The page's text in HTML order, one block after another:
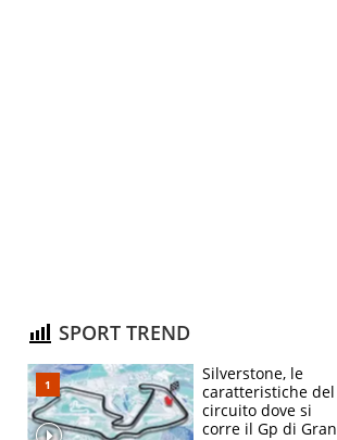
SPORT TREND
Silverstone, le
caratteristiche del
circuito dove si
corre il Gp di Gran